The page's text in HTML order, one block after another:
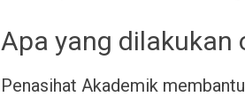
Apa yang dilakukan
Penasihat Akademik